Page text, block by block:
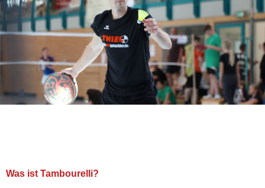
Was ist Tambourelli?